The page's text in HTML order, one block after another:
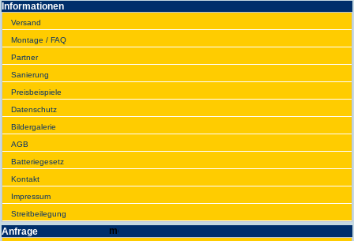
Infor­ma­tionen
Versand
Montage / FAQ
Partner
Sanie­rung
Preis­beispiele
Daten­schutz
Bilder­galerie
AGB
Batte­rie­gesetz
Kontakt
Impres­sum
Streit­bei­legung
Anfrage